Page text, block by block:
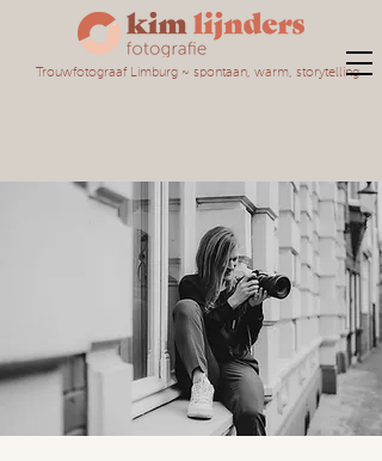
Trouwfotograaf Limburg ~ spontaan, warm, storytelling